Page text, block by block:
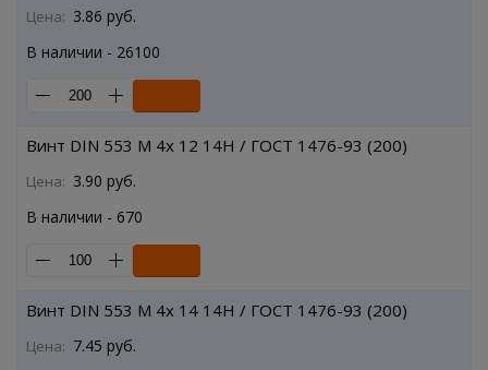
Цена: 3.86 руб.
В наличии - 26100
Винт DIN 553 M 4x 12 14H / ГОСТ 1476-93 (200)
Цена: 3.90 руб.
В наличии - 670
Винт DIN 553 M 4x 14 14H / ГОСТ 1476-93 (200)
Цена: 7.45 руб.